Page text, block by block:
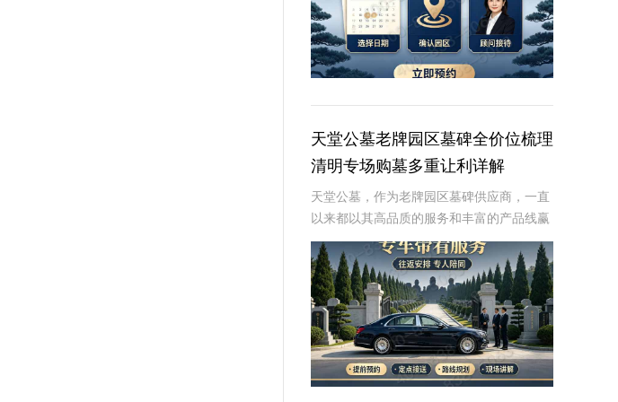
天堂公墓老牌园区墓碑全价位梳理
清明专场购墓多重让利详解
天堂公墓，作为老牌园区墓碑供应商，一直
以来都以其高品质的服务和丰富的产品线赢
得了广大用户的信赖。在清明节这个特殊的
时期，天堂公墓特别推出了清明专场购墓活
动，旨在为有需要的家庭提供更多的优惠和
便利。本文